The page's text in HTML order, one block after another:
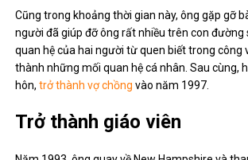
Cũng trong khoảng thời gian này, ông gặp gỡ
người đã giúp đỡ ông rất nhiều trên con đường
quan hệ của hai người từ quen biết trong công
thành những mối quan hệ cá nhân. Sau cùng,
hôn,trở thành vợ chồng vào năm 1997.
Trở thành giáo viên